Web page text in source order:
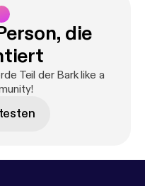
die
Teil der Bark like a